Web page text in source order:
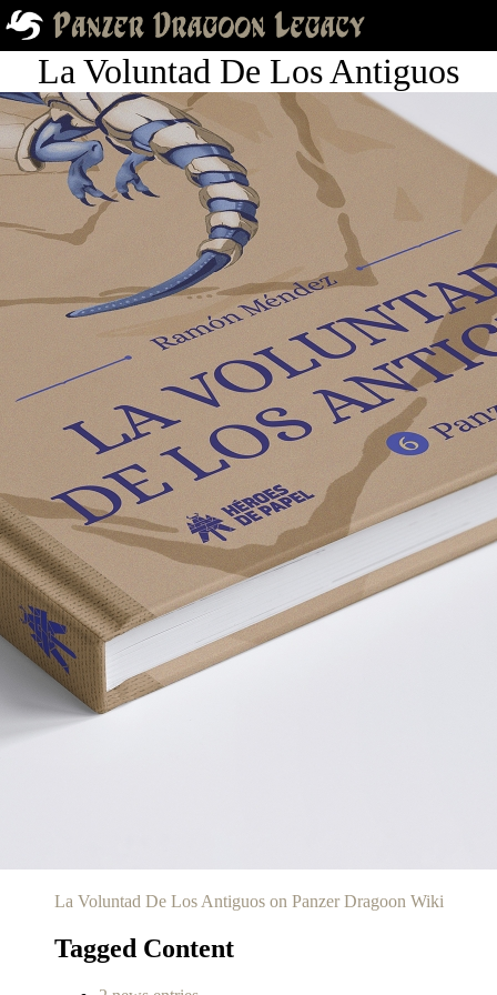
La Voluntad De Los Antiguos
La Voluntad De Los Antiguos on Panzer Dragoon Wiki
Tagged Content